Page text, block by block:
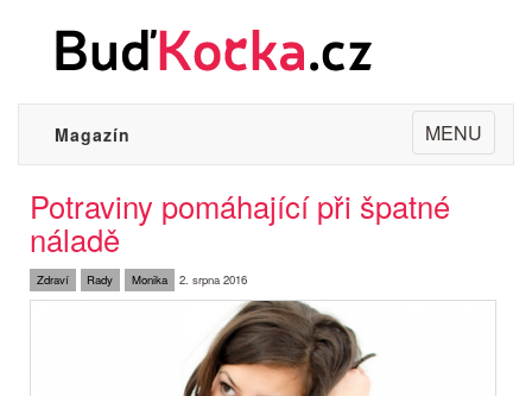
Toggle
navigation
MENU
Magazín
Potraviny pomáhající při špatné
náladě
Zdraví Rady Monika 2. srpna 2016